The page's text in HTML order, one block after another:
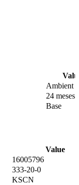
Ambient
24 meses
Base
Value
16005796
333-20-0
KSCN